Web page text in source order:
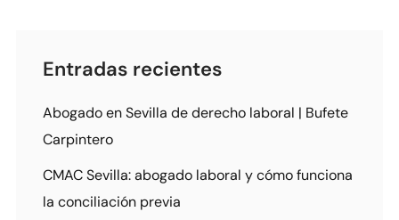
Entradas recientes
Abogado en Sevilla de derecho laboral | Bufete
Carpintero
CMAC Sevilla: abogado laboral y cómo funciona
la conciliación previa